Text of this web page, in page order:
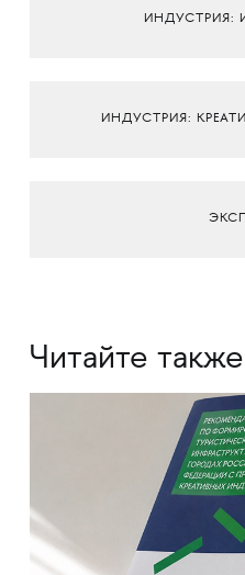
ИНДУСТРИЯ:
ИНДУСТРИЯ:
Читайте также